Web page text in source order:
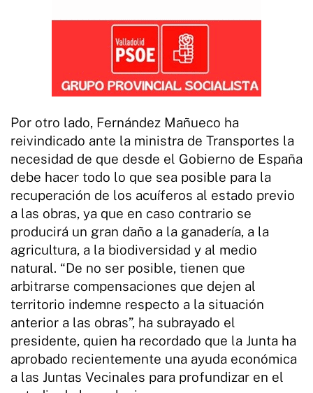
Por otro lado, Fernández Mañueco ha
reivindicado ante la ministra de Transportes la
necesidad de que desde el Gobierno de España
debe hacer todo lo que sea posible para la
recuperación de los acuíferos al estado previo
a las obras, ya que en caso contrario se
producirá un gran daño a la ganadería, a la
agricultura, a la biodiversidad y al medio
natural. “De no ser posible, tienen que
arbitrarse compensaciones que dejen al
territorio indemne respecto a la situación
anterior a las obras”, ha subrayado el
presidente, quien ha recordado que la Junta ha
aprobado recientemente una ayuda económica
a las Juntas Vecinales para profundizar en el